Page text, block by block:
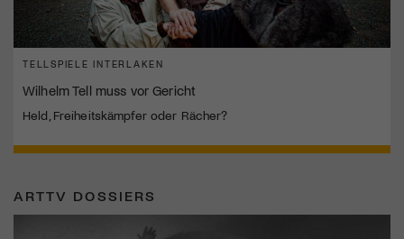
TELLSPIELE INTERLAKEN
Wilhelm Tell muss vor Gericht
Held, Freiheitskämpfer oder Rächer?
ARTTV DOSSIERS